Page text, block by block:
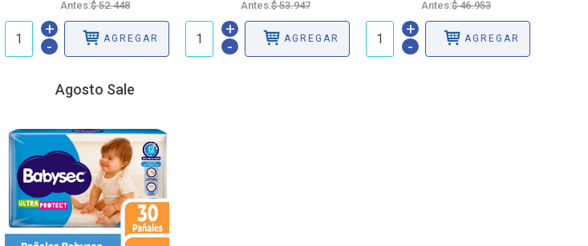
Antes:
+
-
AGREGAR
Antes:
+
-
AGREGAR
Antes:
+
-
AGREGAR
Agosto Sale